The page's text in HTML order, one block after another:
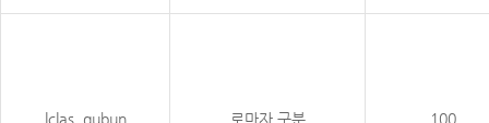
lclas_gubun 로마자 구분 100